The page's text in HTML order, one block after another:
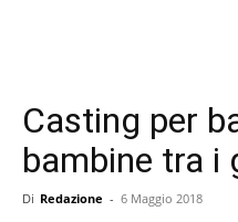
Casting per
bambine tra i
Di Redazione - 6 Maggio 2018